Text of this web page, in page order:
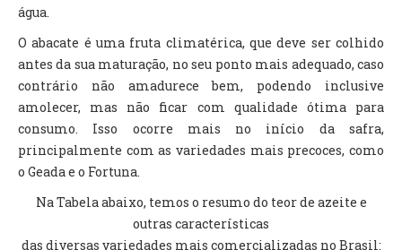
água.
O abacate é uma fruta climatérica, que deve ser colhido
antes da sua maturação, no seu ponto mais adequado, caso
contrário não amadurece bem, podendo inclusive
amolecer, mas não ficar com qualidade ótima para
consumo. Isso ocorre mais no início da safra,
principalmente com as variedades mais precoces, como
o Geada e o Fortuna.
Na Tabela abaixo, temos o resumo do teor de azeite e
outras características
das diversas variedades mais comercializadas no Brasil: